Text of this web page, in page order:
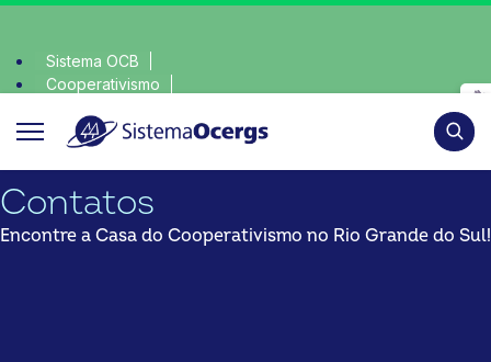
Sistema OCB
Cooperativismo
Contatos
Encontre a Casa do Cooperativismo no Rio Grande do Sul!